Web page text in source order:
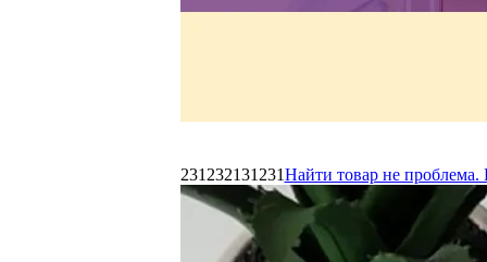
231232131231Найти товар не проблема.